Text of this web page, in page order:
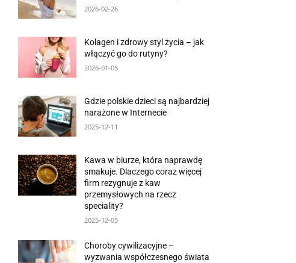
2026-02-26
Kolagen i zdrowy styl życia – jak
włączyć go do rutyny?
2026-01-05
Gdzie polskie dzieci są najbardziej
narażone w Internecie
2025-12-11
Kawa w biurze, która naprawdę
smakuje. Dlaczego coraz więcej
firm rezygnuje z kaw
przemysłowych na rzecz
speciality?
2025-12-05
Choroby cywilizacyjne –
wyzwania współczesnego świata